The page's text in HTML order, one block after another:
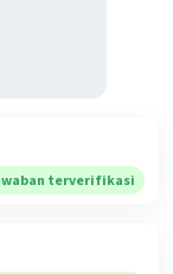
terverifikasi